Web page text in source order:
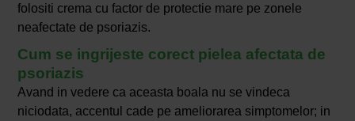
folositi crema cu factor de protectie mare pe zonele
neafectate de psoriazis.
Cum se ingrijeste corect pielea afectata de
psoriazis
Avand in vedere ca aceasta boala nu se vindeca
niciodata, accentul cade pe ameliorarea simptomelor; in